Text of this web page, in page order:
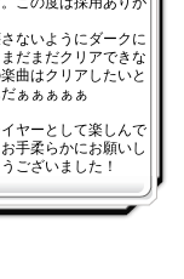
ないようにダークに
だまだクリアできな
曲はクリアしたいと
ぁぁぁぁぁ
ヤーとして楽しんで
手柔らかにお願いし
ございました！